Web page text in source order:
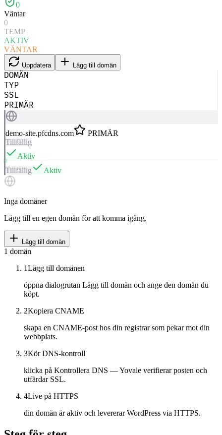
0
Väntar
0
TEMP
AKTIV
VÄNTAR
Uppdatera Lägg till domän
DOMÄN
TYP
SSL
PRIMÄR
demo-site.pfcdns.com
PRIMÄR
Tillfällig
Aktiv
Tillfällig
Aktiv
Inga domäner
Lägg till en egen domän för att komma igång.
Lägg till domän
1 domän
1Lägg till domänen
öppna dialogrutan Lägg till domän och ange den domän du
köpt.
2Kopiera CNAME
skapa en CNAME-post hos din registrar som pekar mot din
webbplats.
3Kör DNS-kontroll
klicka på Kontrollera DNS — Yovale verifierar posten och
utfärdar SSL.
4Live på HTTPS
din domän är aktiv och levererar WordPress via HTTPS.